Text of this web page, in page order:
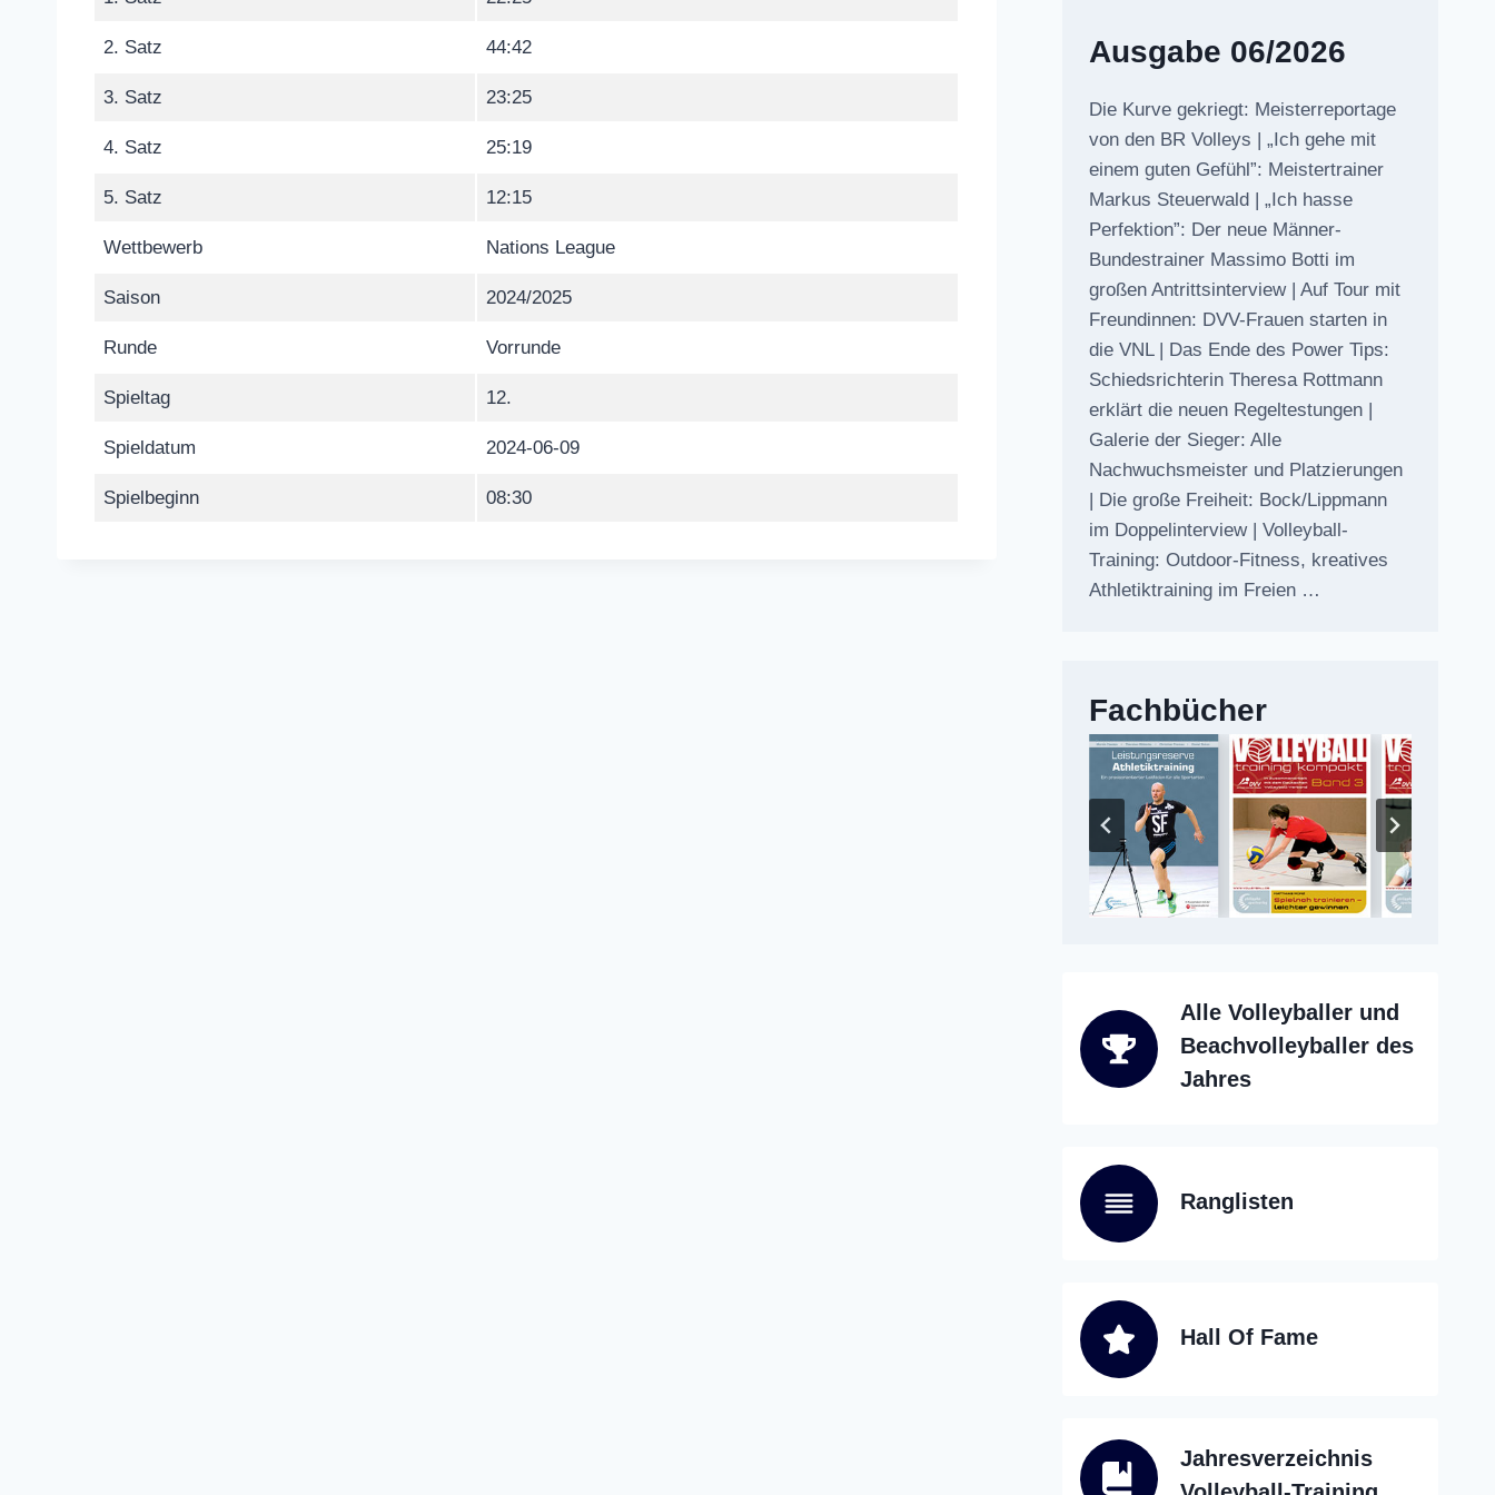
2. Satz 44:42
3. Satz 23:25
4. Satz 25:19
5. Satz 12:15
Wettbewerb Nations League
Saison 2024/2025
Runde Vorrunde
Spieltag 12.
Spieldatum 2024-06-09
Spielbeginn 08:30
Ausgabe 06/2026
Die Kurve gekriegt: Meisterreportage
von den BR Volleys | „Ich gehe mit
einem guten Gefühl”: Meistertrainer
Markus Steuerwald | „Ich hasse
Perfektion”: Der neue Männer-
Bundestrainer Massimo Botti im
großen Antrittsinterview | Auf Tour mit
Freundinnen: DVV-Frauen starten in
die VNL | Das Ende des Power Tips:
Schiedsrichterin Theresa Rottmann
erklärt die neuen Regeltestungen |
Galerie der Sieger: Alle
Nachwuchsmeister und Platzierungen
| Die große Freiheit: Bock/Lippmann
im Doppelinterview | Volleyball-
Training: Outdoor-Fitness, kreatives
Athletiktraining im Freien …
Fachbücher
Alle Volleyballer und
Beachvolleyballer des
Jahres
Ranglisten
Hall Of Fame
Jahresverzeichnis